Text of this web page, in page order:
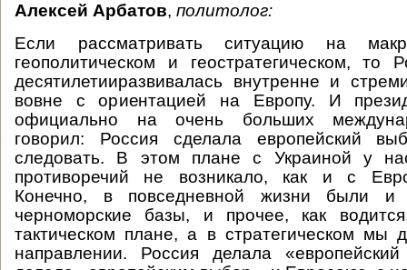
Алексей Арбатов, политолог:
Если рассматривать ситуацию на
геополитическом и геостратегическом, то
десятилетииразвивалась внутренне и
вовне с ориентацией на Европу. И
официально на очень больших
говорил: Россия сделала европейский
следовать. В этом плане с Украиной у
противоречий не возникало, как и с
Конечно, в повседневной жизни были
черноморские базы, и прочее, как
тактическом плане, а в стратегическом мы
направлении. Россия делала